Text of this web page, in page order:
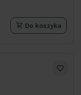
Do koszyka